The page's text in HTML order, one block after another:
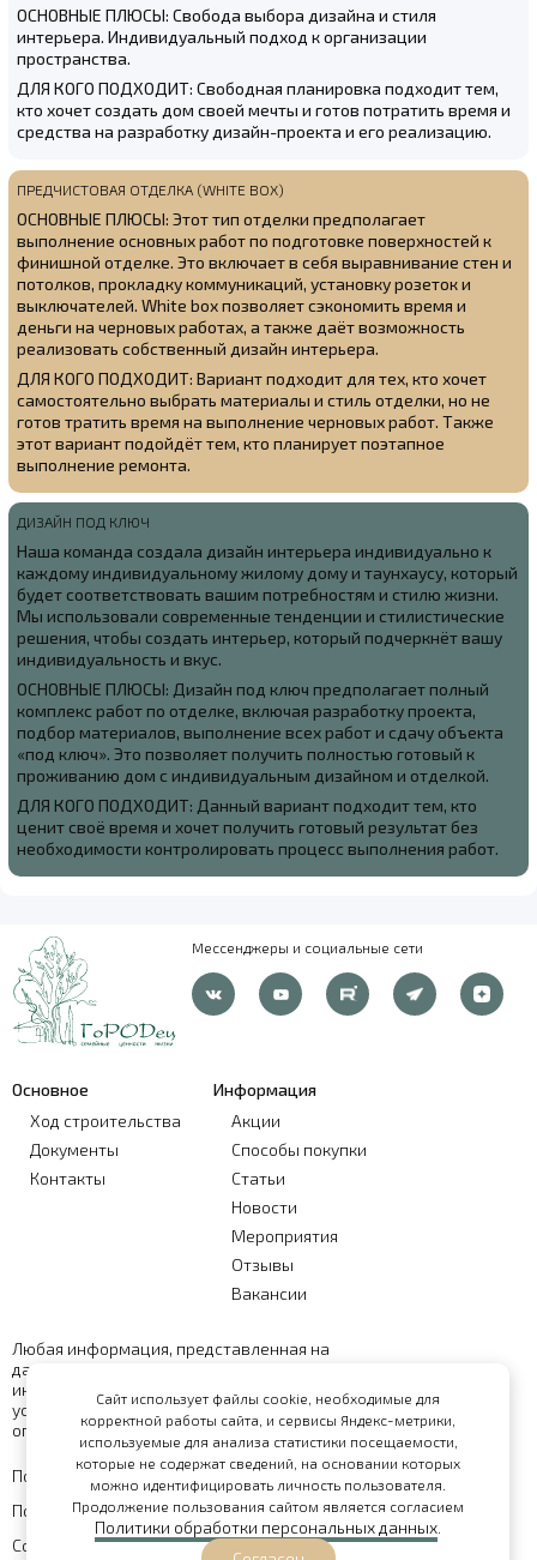
ОСНОВНЫЕ ПЛЮСЫ: Свобода выбора дизайна и стиля
интерьера. Индивидуальный подход к организации
пространства.
ДЛЯ КОГО ПОДХОДИТ: Свободная планировка подходит тем,
кто хочет создать дом своей мечты и готов потратить время и
средства на разработку дизайн-проекта и его реализацию.
ПРЕДЧИСТОВАЯ ОТДЕЛКА (WHITE BOX)
ОСНОВНЫЕ ПЛЮСЫ: Этот тип отделки предполагает
выполнение основных работ по подготовке поверхностей к
финишной отделке. Это включает в себя выравнивание стен и
потолков, прокладку коммуникаций, установку розеток и
выключателей. White box позволяет сэкономить время и
деньги на черновых работах, а также даёт возможность
реализовать собственный дизайн интерьера.
ДЛЯ КОГО ПОДХОДИТ: Вариант подходит для тех, кто хочет
самостоятельно выбрать материалы и стиль отделки, но не
готов тратить время на выполнение черновых работ. Также
этот вариант подойдёт тем, кто планирует поэтапное
выполнение ремонта.
ДИЗАЙН ПОД КЛЮЧ
Наша команда создала дизайн интерьера индивидуально к
каждому индивидуальному жилому дому и таунхаусу, который
будет соответствовать вашим потребностям и стилю жизни.
Мы использовали современные тенденции и стилистические
решения, чтобы создать интерьер, который подчеркнёт вашу
индивидуальность и вкус.
ОСНОВНЫЕ ПЛЮСЫ: Дизайн под ключ предполагает полный
комплекс работ по отделке, включая разработку проекта,
подбор материалов, выполнение всех работ и сдачу объекта
«под ключ». Это позволяет получить полностью готовый к
проживанию дом с индивидуальным дизайном и отделкой.
ДЛЯ КОГО ПОДХОДИТ: Данный вариант подходит тем, кто
ценит своё время и хочет получить готовый результат без
необходимости контролировать процесс выполнения работ.
Мессенджеры и социальные сети
Основное
Ход строительства
Документы
Контакты
Информация
Акции
Способы покупки
Статьи
Новости
Мероприятия
Отзывы
Вакансии
Любая информация, представленная на
данном сайте, носит исключительно
информационный характер и ни при каких
условиях не является публичной офертой,
определяемой положениями статьи 437 ГК РФ
Политика обработки персональных данных
Политика конфиденциальности
Согласие на обработку персональных данных
Сайт использует файлы cookie, необходимые для
корректной работы сайта, и сервисы Яндекс-метрики,
используемые для анализа статистики посещаемости,
которые не содержат сведений, на основании которых
можно идентифицировать личность пользователя.
Продолжение пользования сайтом является согласием
Политики обработки персональных данных